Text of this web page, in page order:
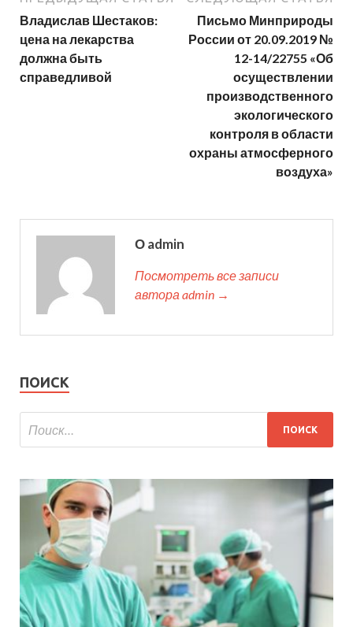
Владислав Шестаков:
цена на лекарства
должна быть
справедливой
Письмо Минприроды
России от 20.09.2019 №
12-14/22755 «Об
осуществлении
производственного
экологического
контроля в области
охраны атмосферного
воздуха»
О admin
Посмотреть все записи
автора admin →
ПОИСК